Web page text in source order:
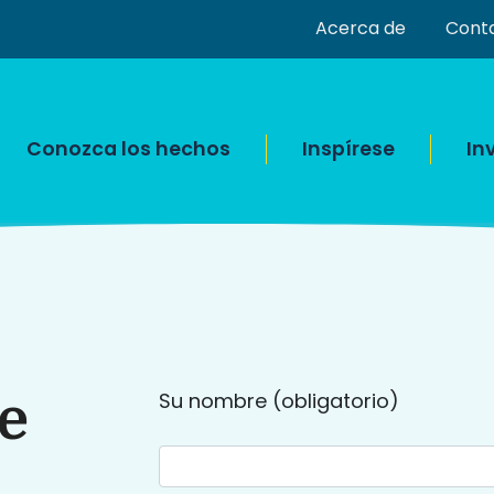
Acerca de
Conozca los hechos Inspírese
Su nombre (obligatorio)